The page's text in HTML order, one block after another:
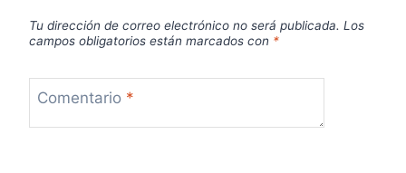
Tu dirección de correo electrónico no será publicada. Los
campos obligatorios están marcados con *
Comentario *